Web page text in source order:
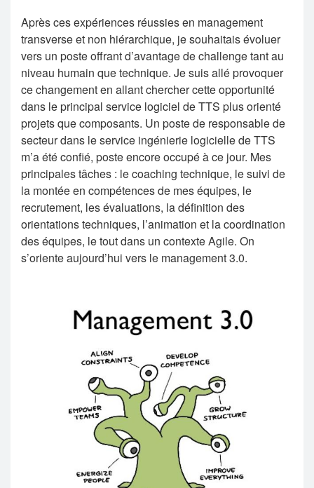
Après ces expériences réussies en management
transverse et non hiérarchique, je souhaitais évoluer
vers un poste offrant d’avantage de challenge tant au
niveau humain que technique. Je suis allé provoquer
ce changement en allant chercher cette opportunité
dans le principal service logiciel de TTS plus orienté
projets que composants. Un poste de responsable de
secteur dans le service ingénierie logicielle de TTS
m’a été confié, poste encore occupé à ce jour. Mes
principales tâches : le coaching technique, le suivi de
la montée en compétences de mes équipes, le
recrutement, les évaluations, la définition des
orientations techniques, l’animation et la coordination
des équipes, le tout dans un contexte Agile. On
s’oriente aujourd’hui vers le management 3.0.